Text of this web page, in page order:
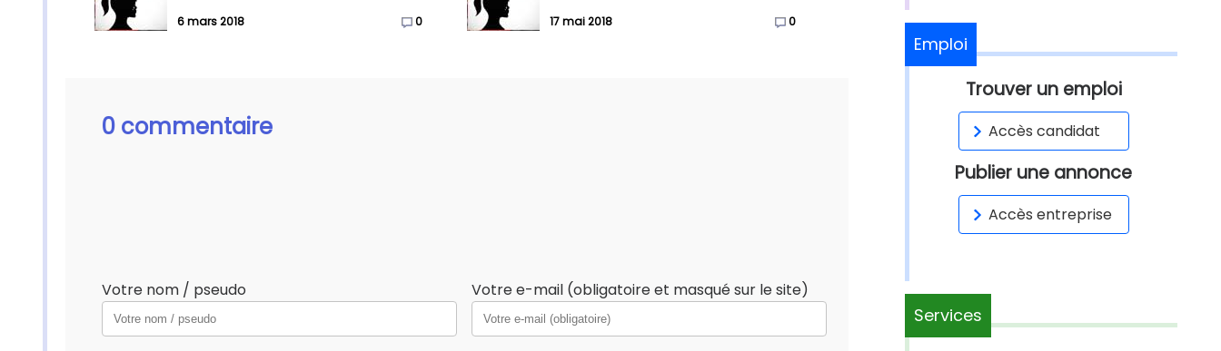
6 mars 2018 0 17 mai 2018 0
0 commentaire
Votre nom / pseudo Votre e-mail (obligatoire et masqué sur le site)
Emploi
Trouver un emploi
Accès candidat
Publier une annonce
Accès entreprise
Services